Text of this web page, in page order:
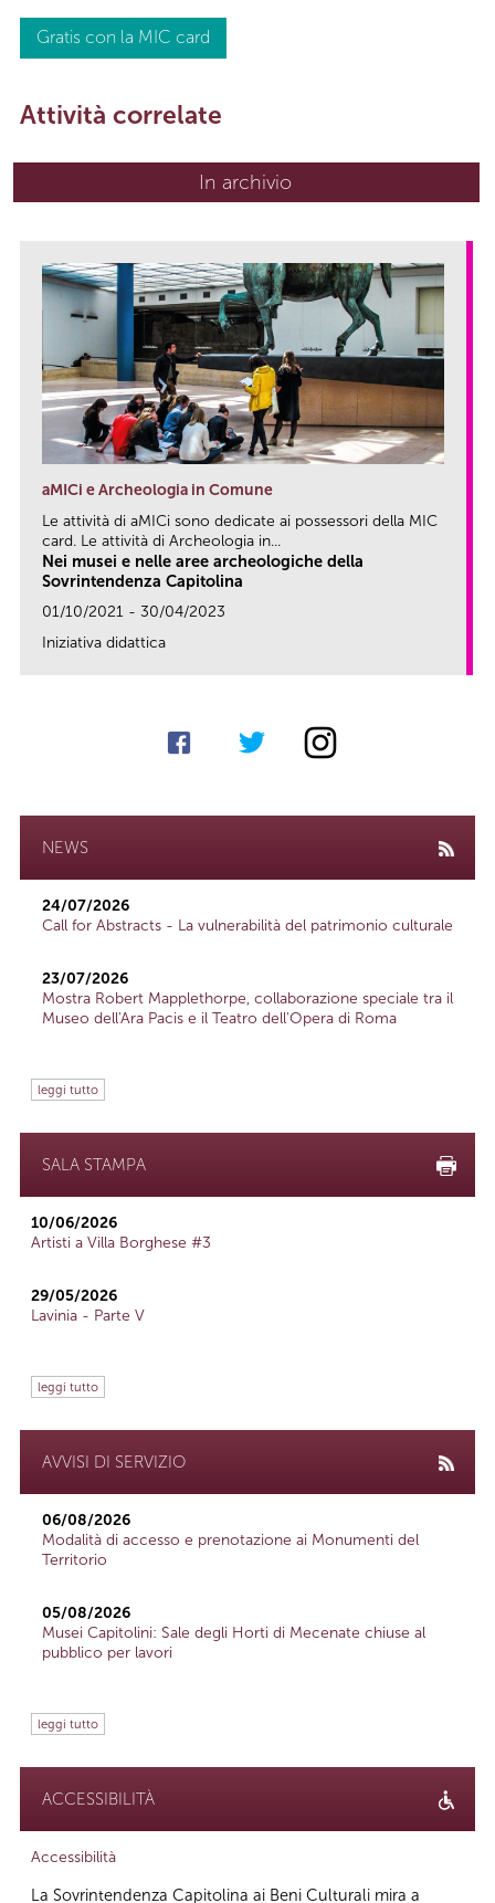
Gratis con la MIC card
Attività correlate
In archivio
aMICi e Archeologia in Comune
Le attività di aMICi sono dedicate ai possessori della MIC
card. Le attività di Archeologia in...
Nei musei e nelle aree archeologiche della
Sovrintendenza Capitolina
01/10/2021 - 30/04/2023
Iniziativa didattica
NEWS
24/07/2026
Call for Abstracts - La vulnerabilità del patrimonio culturale
23/07/2026
Mostra Robert Mapplethorpe, collaborazione speciale tra il
Museo dell'Ara Pacis e il Teatro dell'Opera di Roma
leggi tutto
SALA STAMPA
10/06/2026
Artisti a Villa Borghese #3
29/05/2026
Lavinia - Parte V
leggi tutto
AVVISI DI SERVIZIO
06/08/2026
Modalità di accesso e prenotazione ai Monumenti del
Territorio
05/08/2026
Musei Capitolini: Sale degli Horti di Mecenate chiuse al
pubblico per lavori
leggi tutto
ACCESSIBILITÀ
Accessibilità
La Sovrintendenza Capitolina ai Beni Culturali mira a